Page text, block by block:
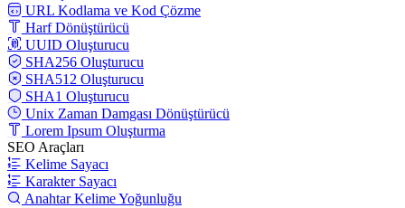
URL Kodlama ve Kod Çözme
Harf Dönüştürücü
UUID Oluşturucu
SHA256 Oluşturucu
SHA512 Oluşturucu
SHA1 Oluşturucu
Unix Zaman Damgası Dönüştürücü
Lorem Ipsum Oluşturma
SEO Araçları
Kelime Sayacı
Karakter Sayacı
Anahtar Kelime Yoğunluğu